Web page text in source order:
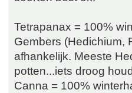
Tetrapanax = 100%
Gembers (Hedichium,
afhankelijk. Meeste
potten...iets droog
Canna = 100%